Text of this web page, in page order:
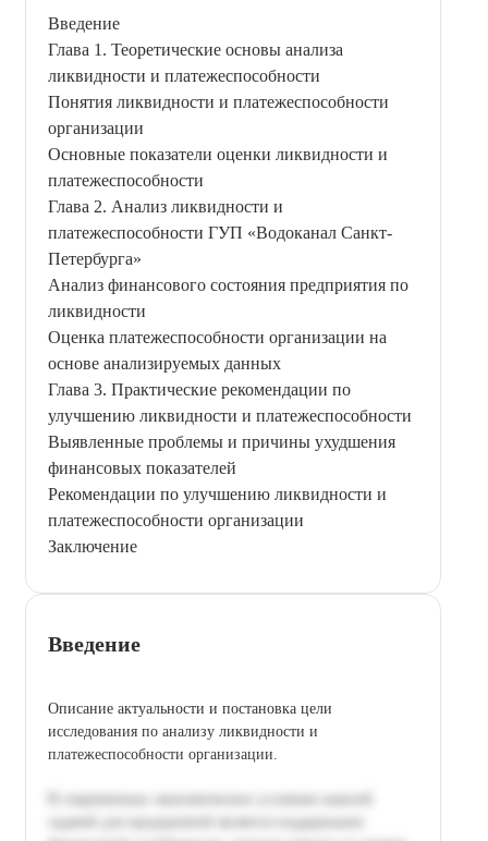
Введение
Глава 1. Теоретические основы анализа
ликвидности и платежеспособности
Понятия ликвидности и платежеспособности
организации
Основные показатели оценки ликвидности и
платежеспособности
Глава 2. Анализ ликвидности и
платежеспособности ГУП «Водоканал Санкт-
Петербурга»
Анализ финансового состояния предприятия по
ликвидности
Оценка платежеспособности организации на
основе анализируемых данных
Глава 3. Практические рекомендации по
улучшению ликвидности и платежеспособности
Выявленные проблемы и причины ухудшения
финансовых показателей
Рекомендации по улучшению ликвидности и
платежеспособности организации
Заключение
Введение
Описание актуальности и постановка цели
исследования по анализу ликвидности и
платежеспособности организации.